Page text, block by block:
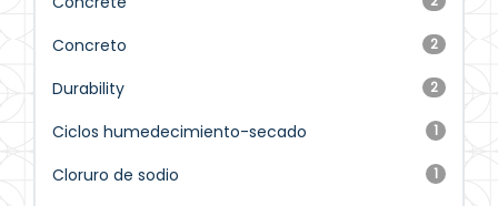
2
Concreto
2
Durability
1
Ciclos humedecimiento-secado
1
Cloruro de sodio